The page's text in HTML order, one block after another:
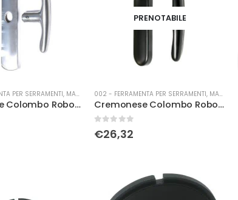
PER SERRAMENTI, MANIGLIERIA
Cremonese Colombo Robot c/bu cromo sat. con placca lunga
PRENOTABILE
002 - FERRAMENTA PER SERRAMENTI, MANIGLIERIA
Cremonese Colombo Robot c/bu neromat
Su 5
€26,32